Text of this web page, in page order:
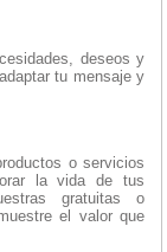
deseos y
tu mensaje y
o servicios
la vida de tus
gratuitas o
el valor que